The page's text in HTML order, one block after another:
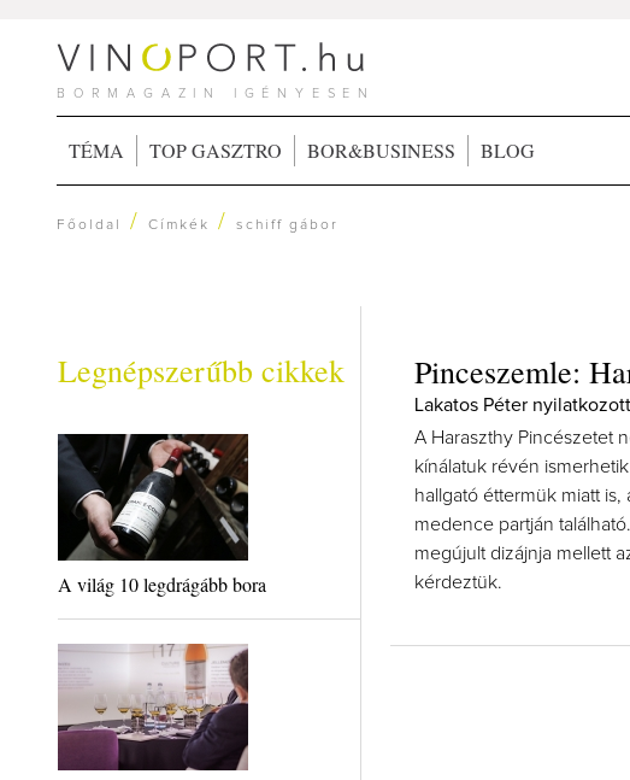
BORMAGAZIN IGÉNYESEN
TÉMA TOP GASZTRO BOR&BUSINESS BLOG
Főoldal /Címkék /schiff gábor
Legnépszerűbb cikkek
A világ 10 legdrágább bora
Pinceszemle:
Lakatos Péter nyilatkozott
A Haraszthy Pincészetet
kínálatuk révén
hallgató éttermük miatt
medence partján
megújult dizájnja mellett
kérdeztük.